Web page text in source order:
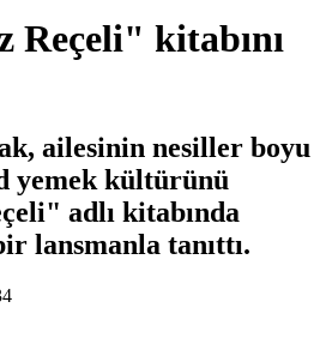
Reçeli" kitabını
ailesinin nesiller boyu
yemek kültürünü
adlı kitabında
lansmanla tanıttı.